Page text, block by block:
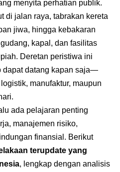
menyita perhatian publik.
di jalan raya, tabrakan kereta
jiwa, hingga kebakaran
kapal, dan fasilitas
Deretan peristiwa ini
dapat datang kapan saja—
manufaktur, maupun
ada pelajaran penting
manajemen risiko,
finansial. Berikut
terupdate yang
, lengkap dengan analisis